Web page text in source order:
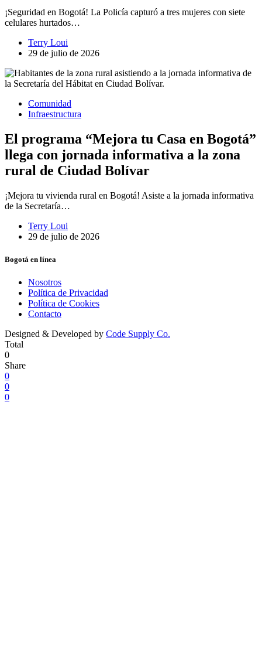
¡Seguridad en Bogotá! La Policía capturó a tres mujeres con siete
celulares hurtados…
Terry Loui
29 de julio de 2026
Comunidad
Infraestructura
El programa “Mejora tu Casa en Bogotá”
llega con jornada informativa a la zona
rural de Ciudad Bolívar
¡Mejora tu vivienda rural en Bogotá! Asiste a la jornada informativa
de la Secretaría…
Terry Loui
29 de julio de 2026
Bogotá en línea
Nosotros
Política de Privacidad
Política de Cookies
Contacto
Designed & Developed by Code Supply Co.
Total
0
Share
0
0
0